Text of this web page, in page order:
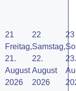
21
Freitag,
21.
August
2026
22
Samstag,
22.
August
2026
23
23.